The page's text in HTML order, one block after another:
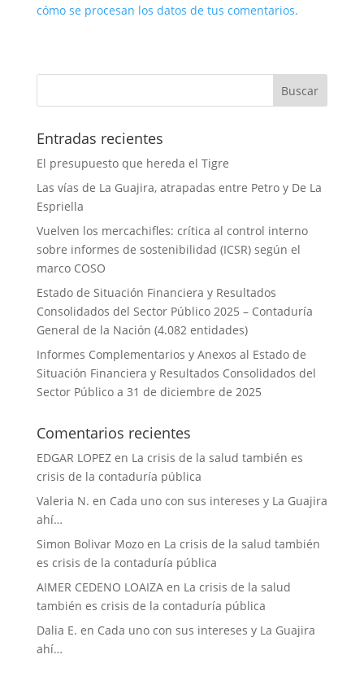
cómo se procesan los datos de tus comentarios.
Entradas recientes
El presupuesto que hereda el Tigre
Las vías de La Guajira, atrapadas entre Petro y De La
Espriella
Vuelven los mercachifles: crítica al control interno
sobre informes de sostenibilidad (ICSR) según el
marco COSO
Estado de Situación Financiera y Resultados
Consolidados del Sector Público 2025 – Contaduría
General de la Nación (4.082 entidades)
Informes Complementarios y Anexos al Estado de
Situación Financiera y Resultados Consolidados del
Sector Público a 31 de diciembre de 2025
Comentarios recientes
EDGAR LOPEZen La crisis de la salud también es
crisis de la contaduría pública
Valeria N. en Cada uno con sus intereses y La Guajira
ahí…
Simon Bolivar Mozoen La crisis de la salud también
es crisis de la contaduría pública
AIMER CEDENO LOAIZAen La crisis de la salud
también es crisis de la contaduría pública
Dalia E. en Cada uno con sus intereses y La Guajira
ahí…